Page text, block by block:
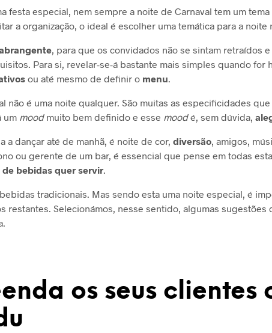
festa especial, nem sempre a noite de Carnaval tem um
a organização, o ideal é escolher uma temática para a noite
, para que os convidados não se sintam retraídos
Para si, revelar-se-á bastante mais simples quando for
ou até mesmo de definir o menu
não é uma noite qualquer. São muitas as especificidades
um moodmuito bem definido e esse moodé, sem dúvida,
a dançar até de manhã, é noite de cor, diversão , amigos,
ou gerente de um bar, é essencial que pense em todas
bebidas quer servir
tradicionais. Mas sendo esta uma noite especial, é
restantes. Selecionámos, nesse sentido, algumas sugestões
os seus clientes